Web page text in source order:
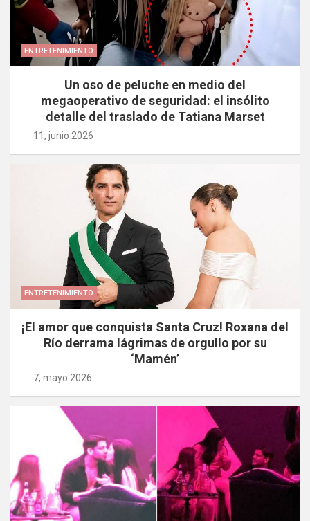
ENTRETENIMIENTO
Un oso de peluche en medio del
megaoperativo de seguridad: el insólito
detalle del traslado de Tatiana Marset
11, junio 2026
ENTRETENIMIENTO
¡El amor que conquista Santa Cruz! Roxana del
Río derrama lágrimas de orgullo por su
‘Mamén’
7, mayo 2026